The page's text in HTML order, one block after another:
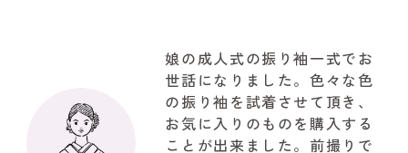
娘の成人式の振り袖一式でお
世話になりました。色々な色
の振り袖を試着させて頂き、
お気に入りのものを購入する
ことが出来ました。前撮りで